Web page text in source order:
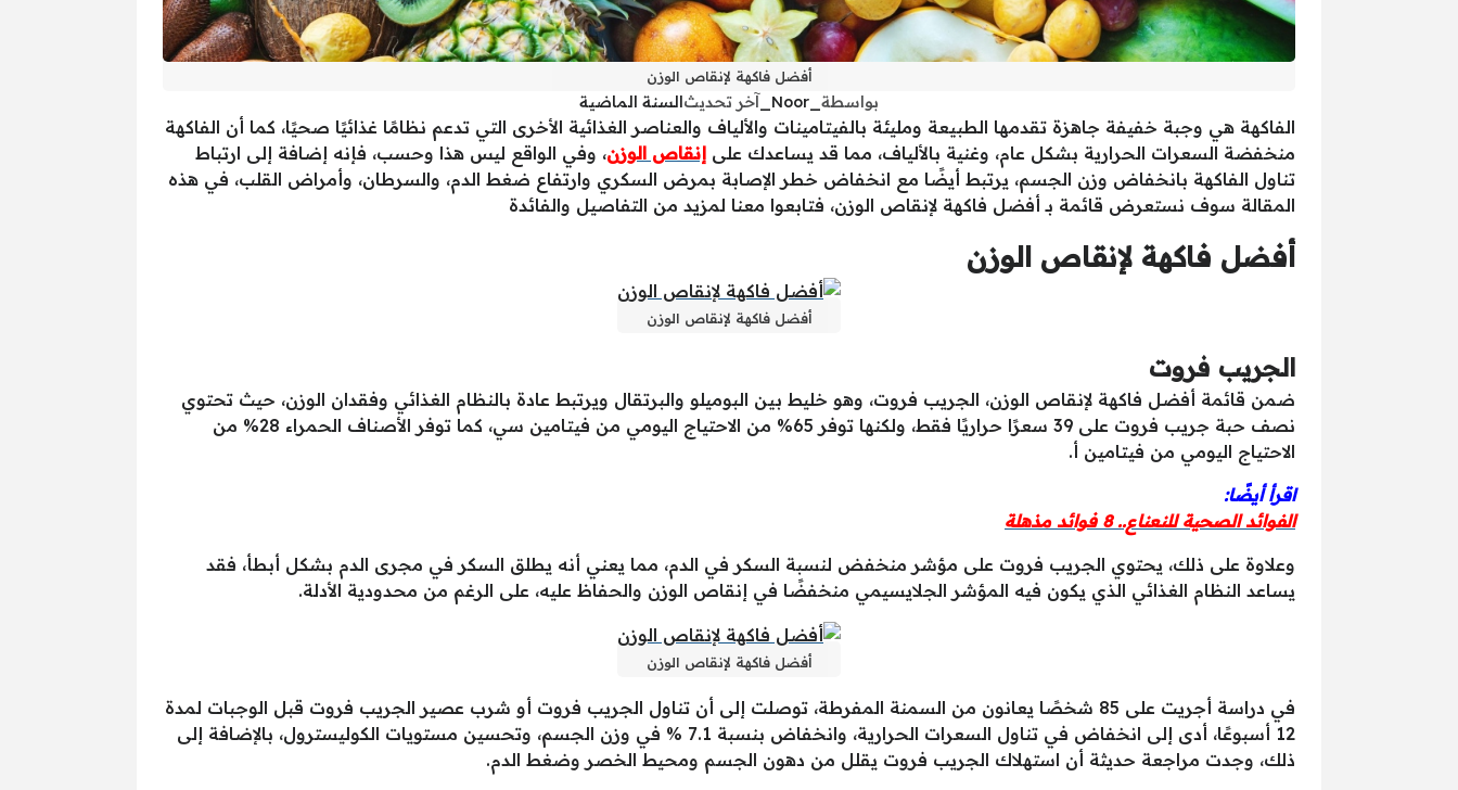
أفضل فاكهة لإنقاص الوزن
بواسطة آخر تحديثالسنة الماضية
الفاكهة هي وجبة خفيفة جاهزة تقدمها الطبيعة ومليئة بالفيتامينات والألياف والعناصر الغذائية الأخرى التي تدعم نظامًا غذائيًا صحيًا، كما أن الفاكهة
منخفضة السعرات الحرارية بشكل عام، وغنية بالألياف، مما قد يساعدك على إنقاص الوزن، وفي الواقع ليس هذا وحسب، فإنه إضافة إلى ارتباط
تناول الفاكهة بانخفاض وزن الجسم، يرتبط أيضًا مع انخفاض خطر الإصابة بمرض السكري وارتفاع ضغط الدم، والسرطان، وأمراض القلب، في هذه
المقالة سوف نستعرض قائمة بـ أفضل فاكهة لإنقاص الوزن، فتابعوا معنا لمزيد من التفاصيل والفائدة
أفضل فاكهة لإنقاص الوزن
أفضل فاكهة لإنقاص الوزن
الجريب فروت
ضمن قائمة أفضل فاكهة لإنقاص الوزن، الجريب فروت، وهو خليط بين البوميلو والبرتقال ويرتبط عادة بالنظام الغذائي وفقدان الوزن، حيث تحتوي
نصف حبة جريب فروت على 39 سعرًا حراريًا فقط، ولكنها توفر 65% من الاحتياج اليومي من فيتامين سي، كما توفر الأصناف الحمراء 28% من
الاحتياج اليومي من فيتامين أ.
اقرأ أيضًا:
الفوائد الصحية للنعناع.. 8 فوائد مذهلة
وعلاوة على ذلك، يحتوي الجريب فروت على مؤشر منخفض لنسبة السكر في الدم، مما يعني أنه يطلق السكر في مجرى الدم بشكل أبطأ، فقد
يساعد النظام الغذائي الذي يكون فيه المؤشر الجلايسيمي منخفضًا في إنقاص الوزن والحفاظ عليه، على الرغم من محدودية الأدلة.
أفضل فاكهة لإنقاص الوزن
في دراسة أجريت على 85 شخصًا يعانون من السمنة المفرطة، توصلت إلى أن تناول الجريب فروت أو شرب عصير الجريب فروت قبل الوجبات لمدة
12 أسبوعًا، أدى إلى انخفاض في تناول السعرات الحرارية، وانخفاض بنسبة 7.1 % في وزن الجسم، وتحسين مستويات الكوليسترول، بالإضافة إلى
ذلك، وجدت مراجعة حديثة أن استهلاك الجريب فروت يقلل من دهون الجسم ومحيط الخصر وضغط الدم.